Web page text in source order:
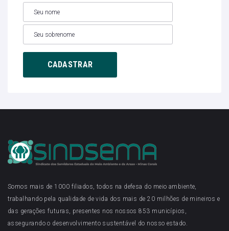
Somos mais de 1000 filiados, todos na defesa do meio ambiente,
trabalhando pela qualidade de vida dos mais de 20 milhões de mineiros e
das gerações futuras, presentes nos nossos 853 municípios,
assegurando o desenvolvimento sustentável do nosso estado.